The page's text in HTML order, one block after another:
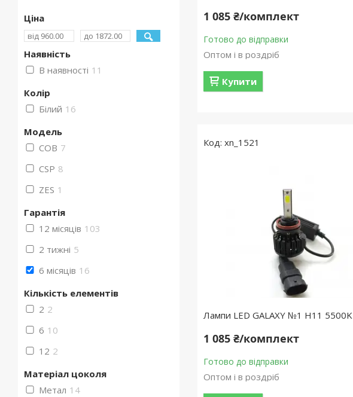
1 085 ₴/комплект
Готово до відправки
Оптом і в роздріб
Купити
xn_1521
Лампи LED GALAXY №1 H11 5500K
1 085 ₴/комплект
Готово до відправки
Оптом і в роздріб
Ціна
Наявність
В наявності 11
Колір
Білий 16
Мoдель
COB 7
CSP 8
ZES 1
Гарантія
12 місяців 103
2 тижні 5
6 місяців 16
Кількість елементів
2 2
6 10
12 2
Матеріал цоколя
Метал 14